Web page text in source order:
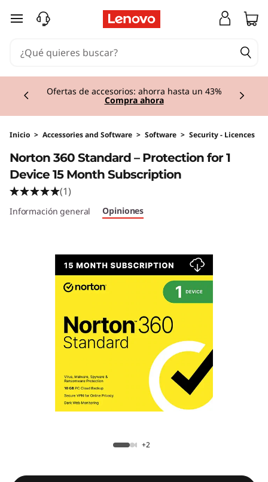
Ir al contenido principal
Ofertas de accesorios: ahorra hasta un 43%
Compra ahora
Inicio > Accessories and Software > Software > Security - Licences
Norton 360 Standard – Protection for 1
Device 15 Month Subscription
(1)
Información general Opiniones
+2